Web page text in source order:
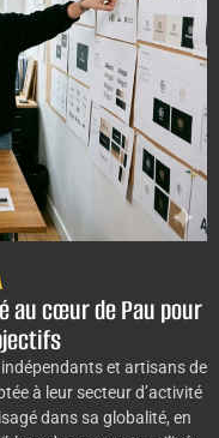
au cœur de Pau pour
et artisans de
à leur secteur d’activité
dans sa globalité, en